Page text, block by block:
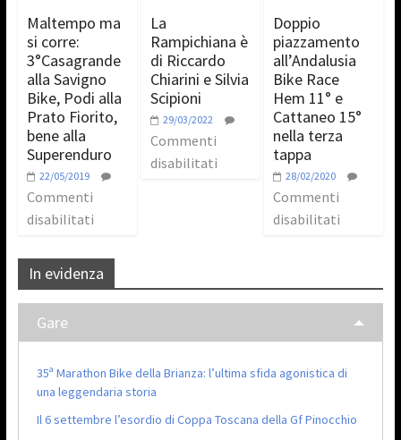
Maltempo ma
si corre:
3°Casagrande
alla Savigno
Bike, Podi alla
Prato Fiorito,
bene alla
Superenduro
22/05/2019
Commenti
disabilitati
La
Rampichiana è
di Riccardo
Chiarini e Silvia
Scipioni
29/03/2022
Commenti
disabilitati
Doppio
piazzamento
all’Andalusia
Bike Race
Hem 11° e
Cattaneo 15°
nella terza
tappa
28/02/2020
Commenti
disabilitati
In evidenza
Gare
35ª Marathon Bike della Brianza: l’ultima sfida agonistica di
una leggendaria storia
Il 6 settembre l’esordio di Coppa Toscana della Gf Pinocchio